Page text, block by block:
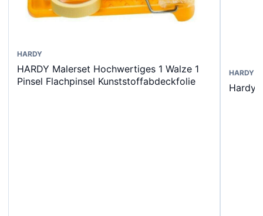
HARDY
HARDY Malerset Hochwertiges 1 Walze 1
Pinsel Flachpinsel Kunststoffabdeckfolie
HARDY
Hardy